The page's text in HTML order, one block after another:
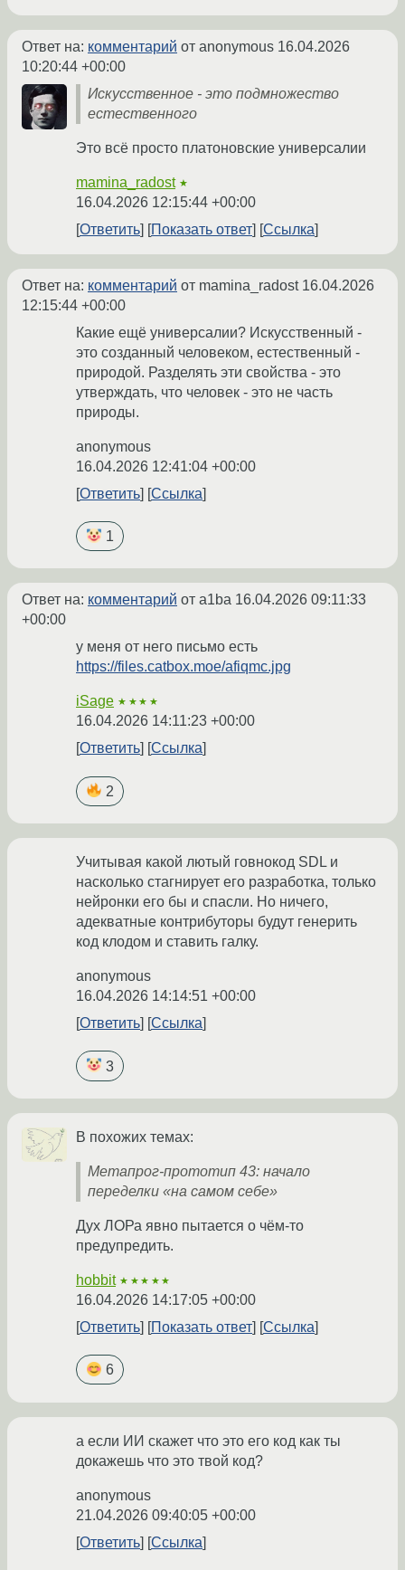
Ответ на: комментарий от anonymous 16.04.2026
10:20:44 +00:00
Искусственное - это подмножество
естественного
Это всё просто платоновские универсалии
mamina_radost ★
16.04.2026 12:15:44 +00:00
Ответить
Показать ответ Ссылка
Ответ на: комментарий от mamina_radost 16.04.2026
12:15:44 +00:00
Какие ещё универсалии? Искусственный -
это созданный человеком, естественный -
природой. Разделять эти свойства - это
утверждать, что человек - это не часть
природы.
anonymous
16.04.2026 12:41:04 +00:00
Ответить
Ссылка
1
Ответ на: комментарий от a1ba 16.04.2026 09:11:33
+00:00
у меня от него письмо есть
https://files.catbox.moe/afiqmc.jpg
iSage ★★★★
16.04.2026 14:11:23 +00:00
Ответить
Ссылка
2
Учитывая какой лютый говнокод SDL и
насколько стагнирует его разработка, только
нейронки его бы и спасли. Но ничего,
адекватные контрибуторы будут генерить
код клодом и ставить галку.
anonymous
16.04.2026 14:14:51 +00:00
Ответить
Ссылка
3
В похожих темах:
Метапрог-прототип 43: начало
переделки «на самом себе»
Дух ЛОРа явно пытается о чём-то
предупредить.
hobbit ★★★★★
16.04.2026 14:17:05 +00:00
Ответить
Показать ответ Ссылка
6
а если ИИ скажет что это его код как ты
докажешь что это твой код?
anonymous
21.04.2026 09:40:05 +00:00
Ответить
Ссылка